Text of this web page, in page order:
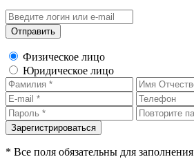
Физическое лицо
Юридическое лицо
* Все поля обязательны для заполнения